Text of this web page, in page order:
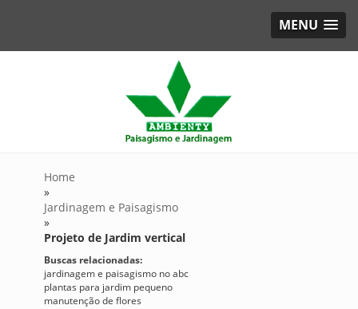
MENU
Home
»
Jardinagem e Paisagismo
»
Projeto de Jardim vertical
Buscas relacionadas:
jardinagem e paisagismo no abc
plantas para jardim pequeno
manutenção de flores